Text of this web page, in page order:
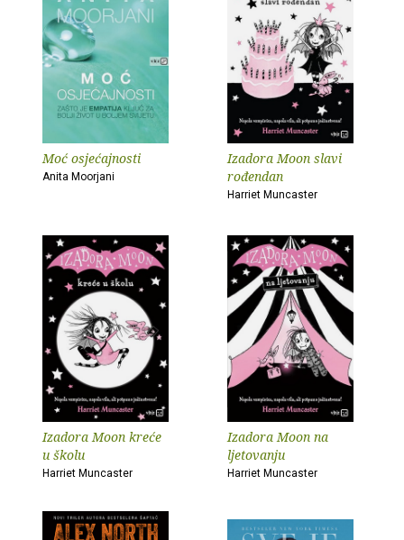
Moć osjećajnosti
Anita Moorjani
Izadora Moon slavi
rođendan
Harriet Muncaster
Izadora Moon kreće
u školu
Harriet Muncaster
Izadora Moon na
ljetovanju
Harriet Muncaster